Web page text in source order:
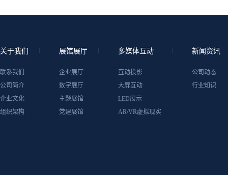
关于我们
联系我们
公司简介
企业文化
组织架构
展馆展厅
企业展厅
数字展厅
主题展馆
党建展馆
多媒体互动
互动投影
大屏互动
LED展示
AR/VR虚拟现实
新闻资讯
公司动态
行业知识